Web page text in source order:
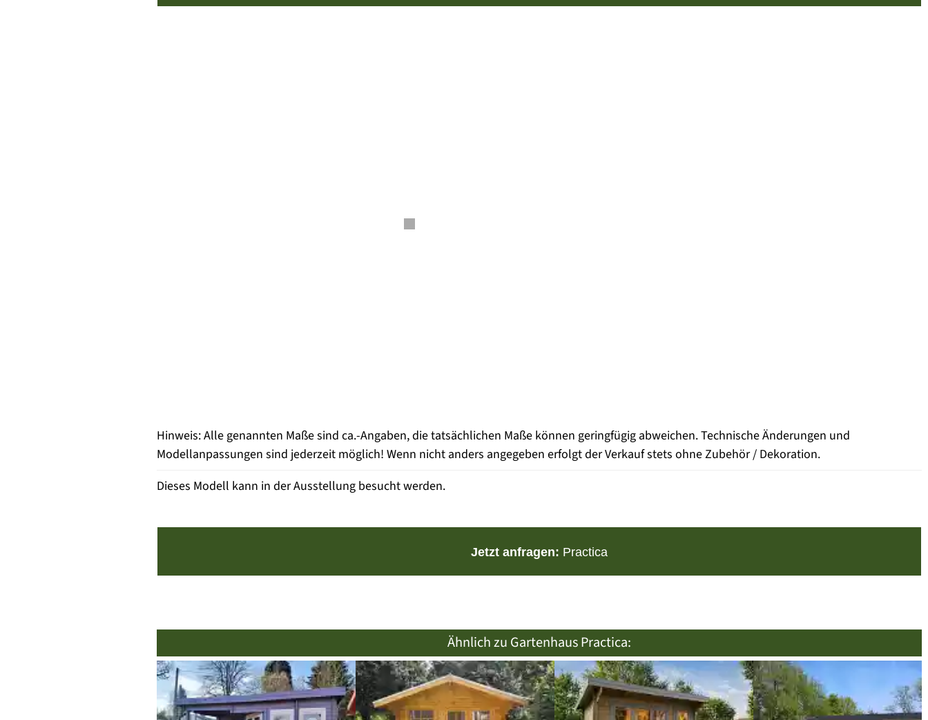
Hinweis: Alle genannten Maße sind ca.-Angaben, die tatsächlichen Maße können geringfügig abweichen. Technische Änderungen und
Modellanpassungen sind jederzeit möglich! Wenn nicht anders angegeben erfolgt der Verkauf stets ohne Zubehör / Dekoration.
Dieses Modell kann in der Ausstellung besucht werden.
Jetzt anfragen: Practica
Ähnlich zu Gartenhaus Practica: